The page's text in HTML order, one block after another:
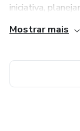
iniciativa,
Mostrar mais